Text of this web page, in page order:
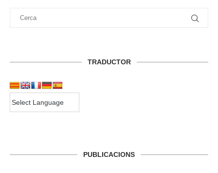
TRADUCTOR
PUBLICACIONS